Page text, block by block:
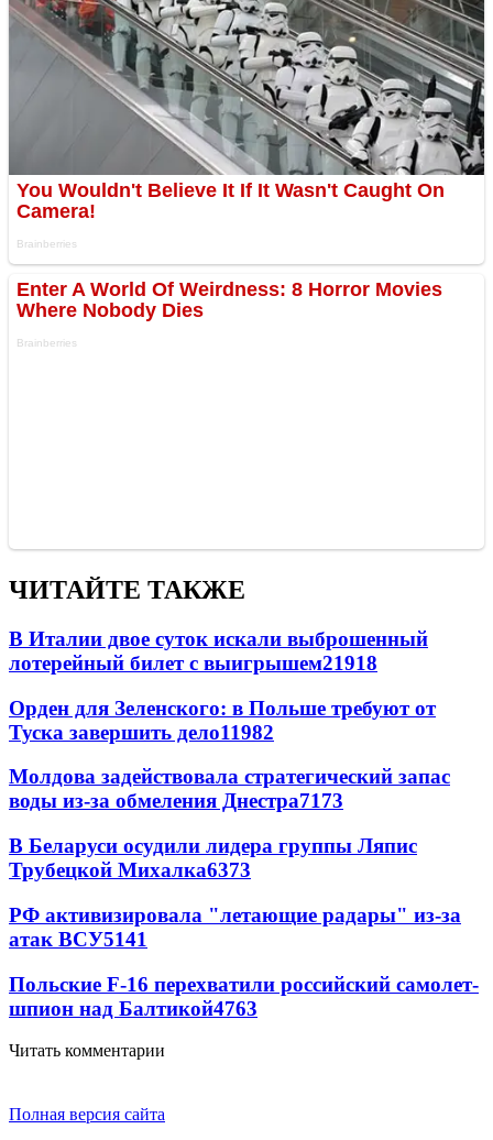
ЧИТАЙТЕ ТАКЖЕ
В Италии двое суток искали выброшенный
лотерейный билет с выигрышем21918
Орден для Зеленского: в Польше требуют от
Туска завершить дело11982
Молдова задействовала стратегический запас
воды из-за обмеления Днестра7173
В Беларуси осудили лидера группы Ляпис
Трубецкой Михалка6373
РФ активизировала "летающие радары" из-за
атак ВСУ5141
Польские F-16 перехватили российский самолет-
шпион над Балтикой4763
Читать комментарии
Полная версия сайта